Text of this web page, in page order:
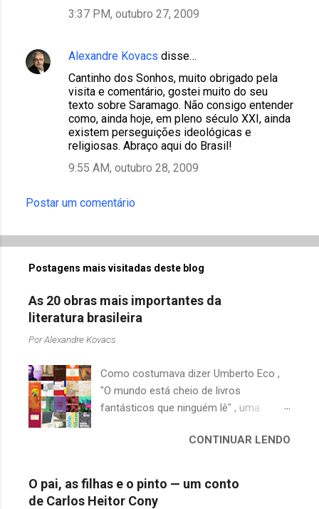
3:37 PM, outubro 27, 2009
Alexandre Kovacs disse…
Cantinho dos Sonhos, muito obrigado pela
visita e comentário, gostei muito do seu
texto sobre Saramago. Não consigo entender
como, ainda hoje, em pleno século XXI, ainda
existem perseguições ideológicas e
religiosas. Abraço aqui do Brasil!
9:55 AM, outubro 28, 2009
Postar um comentário
Postagens mais visitadas deste blog
As 20 obras mais importantes da
literatura brasileira
PorAlexandre Kovacs
Como costumava dizer Umberto Eco ,
"O mundo está cheio de livros
fantásticos que ninguém lê" , uma
quando falamos de clássicos da
escritores brasileiros, somos forçados
a uma avaliação burocrática na escola e
CONTINUAR LENDO
O pai, as filhas e o pinto — um conto
de Carlos Heitor Cony